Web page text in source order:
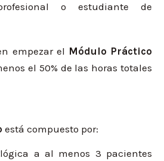
o estudiante de
empezar el Módulo Práctico
el 50% de las horas totales
está compuesto por:
a al menos 3 pacientes